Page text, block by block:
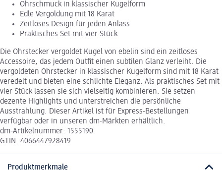
Ohrschmuck in klassischer Kugelform
Edle Vergoldung mit 18 Karat
Zeitloses Design für jeden Anlass
Praktisches Set mit vier Stück
Die Ohrstecker vergoldet Kugel von ebelin sind ein zeitloses
Accessoire, das jedem Outfit einen subtilen Glanz verleiht. Die
vergoldeten Ohrstecker in klassischer Kugelform sind mit 18 Karat
veredelt und bieten eine schlichte Eleganz. Als praktisches Set mit
vier Stück lassen sie sich vielseitig kombinieren. Sie setzen
dezente Highlights und unterstreichen die persönliche
Ausstrahlung. Dieser Artikel ist für Express-Bestellungen
verfügbar oder in unseren dm-Märkten erhältlich.
dm-Artikelnummer: 1555190
GTIN: 4066447928419
Produktmerkmale